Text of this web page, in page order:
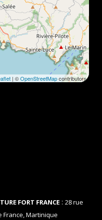
| ©OpenStreetMapcontributors
FORT FRANCE: 28 rue
France, Martinique